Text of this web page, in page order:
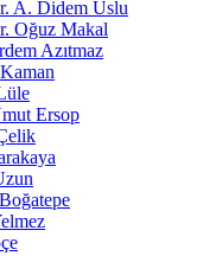
A. Didem Uslu
Oğuz Makal
Azıtmaz
Ersop